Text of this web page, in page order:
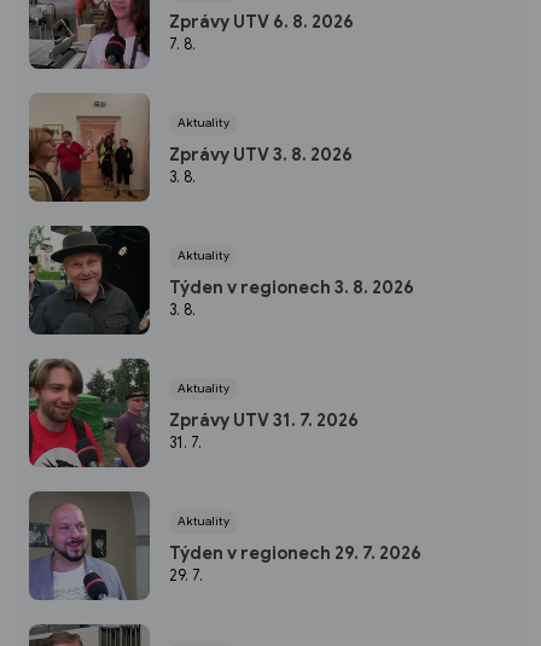
Zprávy UTV 6. 8. 2026
7. 8.
Aktuality
Zprávy UTV 3. 8. 2026
3. 8.
Aktuality
Týden v regionech 3. 8. 2026
3. 8.
Aktuality
Zprávy UTV 31. 7. 2026
31. 7.
Aktuality
Týden v regionech 29. 7. 2026
29. 7.